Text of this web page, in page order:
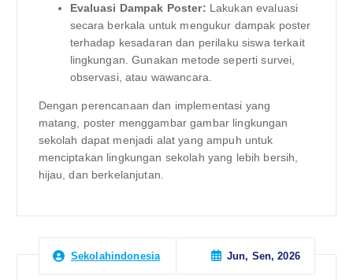
Evaluasi Dampak Poster: Lakukan evaluasi
secara berkala untuk mengukur dampak poster
terhadap kesadaran dan perilaku siswa terkait
lingkungan. Gunakan metode seperti survei,
observasi, atau wawancara.
Dengan perencanaan dan implementasi yang
matang, poster menggambar gambar lingkungan
sekolah dapat menjadi alat yang ampuh untuk
menciptakan lingkungan sekolah yang lebih bersih,
hijau, dan berkelanjutan.
Sekolahindonesia Jun, Sen, 2026